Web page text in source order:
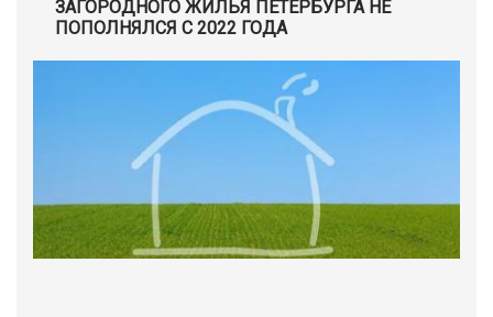
ЗАГОРОДНОГО ЖИЛЬЯ ПЕТЕРБУРГА НЕ
ПОПОЛНЯЛСЯ С 2022 ГОДА